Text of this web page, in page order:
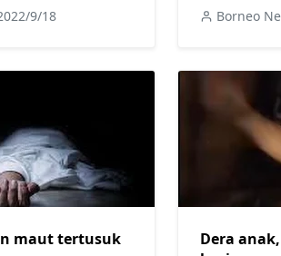
9/18 Borneo
maut tertusuk
Dera